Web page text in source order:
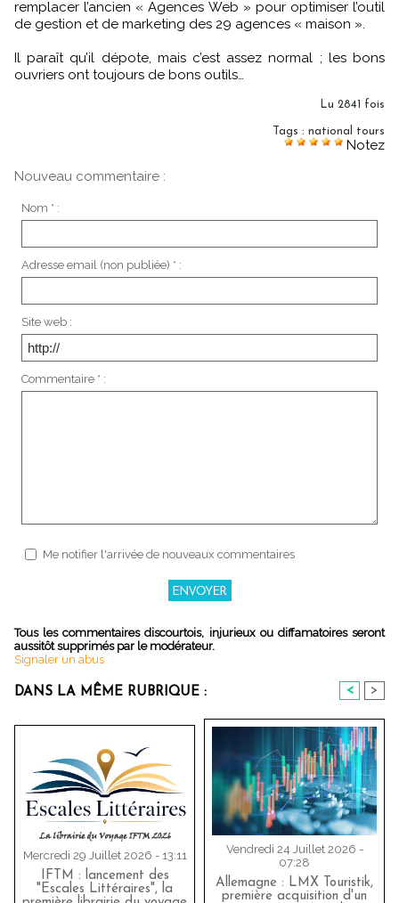
remplacer l’ancien « Agences Web » pour optimiser l’outil
de gestion et de marketing des 29 agences « maison ».
Il paraît qu’il dépote, mais c’est assez normal ; les bons
ouvriers ont toujours de bons outils…
Lu 2841 fois
Tags : national tours
Notez
Nouveau commentaire :
Nom * :
Adresse email (non publiée) * :
Site web :
Commentaire * :
Me notifier l'arrivée de nouveaux commentaires
Tous les commentaires discourtois, injurieux ou diffamatoires seront
aussitôt supprimés par le modérateur.
Signaler un abus
DANS LA MÊME RUBRIQUE : < >
Mercredi 29 Juillet 2026 - 13:11
IFTM : lancement des
"Escales Littéraires", la
Vendredi 24 Juillet 2026 -
07:28
Allemagne : LMX Touristik,
première acquisition d'un